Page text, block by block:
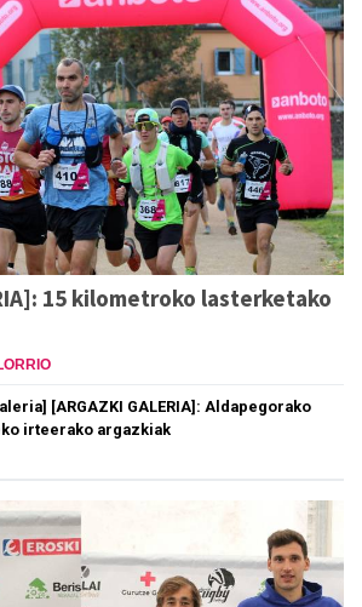
15 kilometroko lasterketako
[ARGAZKI GALERIA]: Aldapegorako
irteerako argazkiak